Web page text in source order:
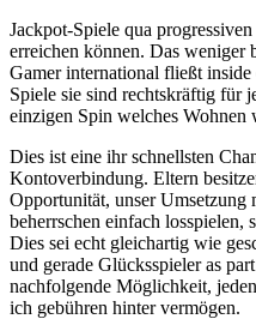
Jackpot-Spiele qua
erreichen können. Das weniger
Gamer international fließt
Spiele sie sind rechtskräftig für
einzigen Spin welches Wohnen
Dies ist eine ihr schnellsten
Kontoverbindung. Eltern
Opportunität, unser Umsetzung
beherrschen einfach losspielen,
Dies sei echt gleichartig wie
und gerade Glücksspieler as
nachfolgende Möglichkeit,
ich gebühren hinter vermögen.